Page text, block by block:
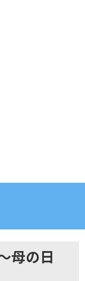
母の日